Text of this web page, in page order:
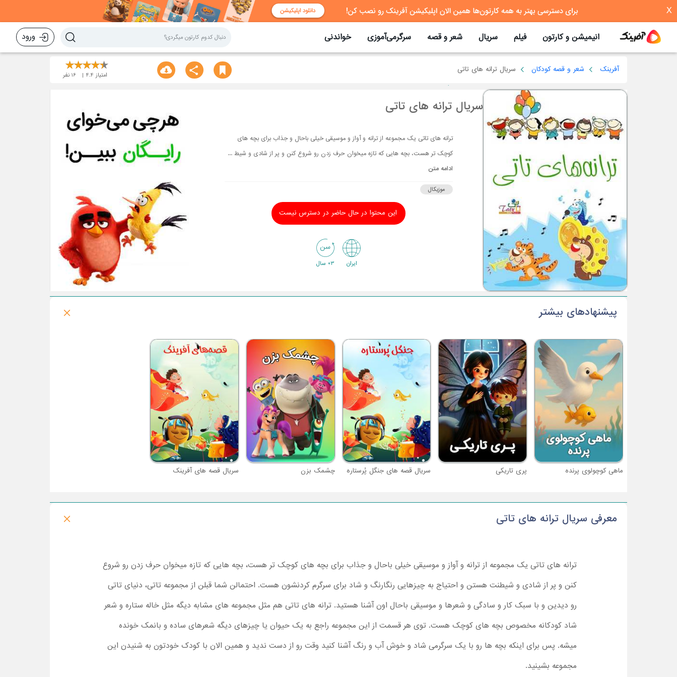
X
انیمیشن و کارتون فیلم سریال شعر و قصه سرگرمی‌آموزی خواندنی ورود
آفرینک شعر و قصه کودکان سریال ترانه های تاتی
امتیاز 4.4
16نفر
سریال ترانه های تاتی
ترانه های تاتی یک مجموعه از ترانه و آواز و موسیقی خیلی باحال و جذاب برای بچه های
کوچک تر هست، بچه هایی که تازه میخوان حرف زدن رو شروع کنن و پر از شادی و شیط ...
ادامه متن
موزیکال
این محتوا در حال حاضر در دسترس نیست
ایران 3+ سال
پیشنهادهای بیشتر
ماهی کوچولوی پرنده پری تاریکی سریال قصه های جنگل پُرستاره چشمک بزن سریال قصه های آفرینک
معرفی سریال ترانه های تاتی
ترانه های تاتی یک مجموعه از ترانه و آواز و موسیقی خیلی باحال و جذاب برای بچه های کوچک تر هست، بچه هایی که تازه میخوان حرف زدن رو شروع
کنن و پر از شادی و شیطنت هستن و احتیاج به چیزهایی رنگارنگ و شاد برای سرگرم کردنشون هست. احتمالن شما قبلن از مجموعه تاتی، دنیای تاتی
رو دیدین و با سبک کار و سادگی و شعرها و موسیقی باحال اون آشنا هستید. ترانه های تاتی هم مثل مجموعه های مشابه دیگه مثل خاله ستاره و شعر
شاد کودکانه مخصوص بچه های کوچک هست. توی هر قسمت از این مجموعه راجع به یک حیوان یا چیزهای دیگه شعرهای ساده و بانمک خونده
میشه. پس برای اینکه بچه ها رو با یک سرگرمی شاد و خوش آب و رنگ آشنا کنید وقت رو از دست ندید و همین الان با کودک خودتون به شنیدن این
مجموعه بشینید.